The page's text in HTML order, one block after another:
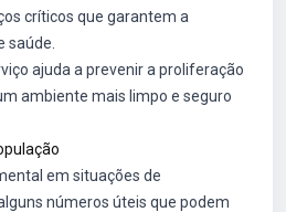
críticos que garantem a
saúde.
ajuda a prevenir a proliferação
ambiente mais limpo e seguro
em situações de
números úteis que podem